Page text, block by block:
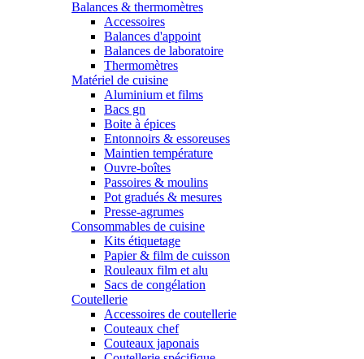
Balances & thermomètres
Accessoires
Balances d'appoint
Balances de laboratoire
Thermomètres
Matériel de cuisine
Aluminium et films
Bacs gn
Boite à épices
Entonnoirs & essoreuses
Maintien température
Ouvre-boîtes
Passoires & moulins
Pot gradués & mesures
Presse-agrumes
Consommables de cuisine
Kits étiquetage
Papier & film de cuisson
Rouleaux film et alu
Sacs de congélation
Coutellerie
Accessoires de coutellerie
Couteaux chef
Couteaux japonais